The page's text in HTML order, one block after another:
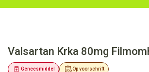
Valsartan Krka 80mg
Op voorschrift
Geneesmiddel